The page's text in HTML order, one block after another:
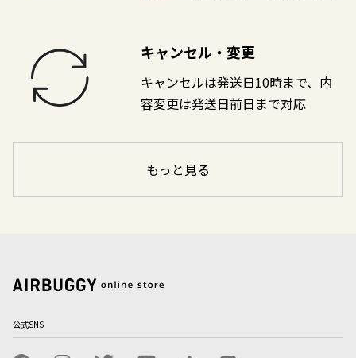
キャンセル・変更
キャンセルは発送日10時まで、内
容変更は発送日前日まで対応
もっと見る
公式SNS